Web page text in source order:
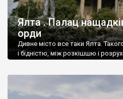
Ялта . Палац
орди
Дивне місто все таки Ялта.
і бідністю, між розкішшю і